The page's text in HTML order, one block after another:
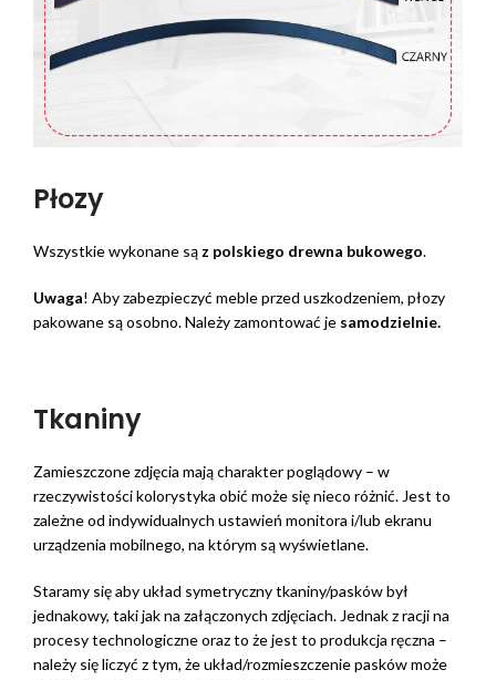
Płozy
Wszystkie wykonane są z polskiego drewna bukowego.
Uwaga! Aby zabezpieczyć meble przed uszkodzeniem, płozy
pakowane są osobno. Należy zamontować je samodzielnie.
Tkaniny
Zamieszczone zdjęcia mają charakter poglądowy – w
rzeczywistości kolorystyka obić może się nieco różnić. Jest to
zależne od indywidualnych ustawień monitora i/lub ekranu
urządzenia mobilnego, na którym są wyświetlane.
Staramy się aby układ symetryczny tkaniny/pasków był
jednakowy, taki jak na załączonych zdjęciach. Jednak z racji na
procesy technologiczne oraz to że jest to produkcja ręczna –
należy się liczyć z tym, że układ/rozmieszczenie pasków może